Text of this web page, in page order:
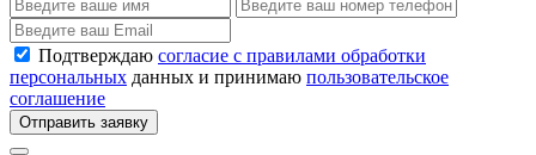
Подтверждаю согласие с правилами обработки
персональных данных и принимаю пользовательское
соглашение
Отправить заявку